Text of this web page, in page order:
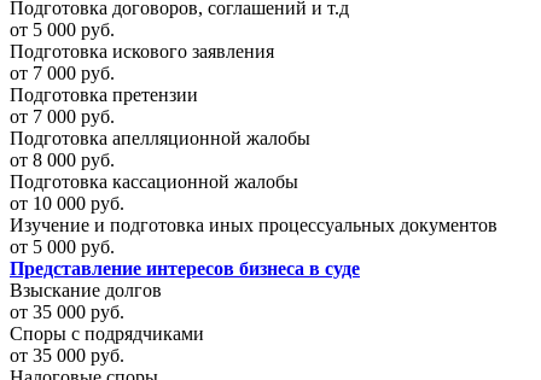
Подготовка договоров, соглашений и т.д
от 5 000 руб.
Подготовка искового заявления
от 7 000 руб.
Подготовка претензии
от 7 000 руб.
Подготовка апелляционной жалобы
от 8 000 руб.
Подготовка кассационной жалобы
от 10 000 руб.
Изучение и подготовка иных процессуальных документов
от 5 000 руб.
Представление интересов бизнеса в суде
Взыскание долгов
от 35 000 руб.
Споры с подрядчиками
от 35 000 руб.